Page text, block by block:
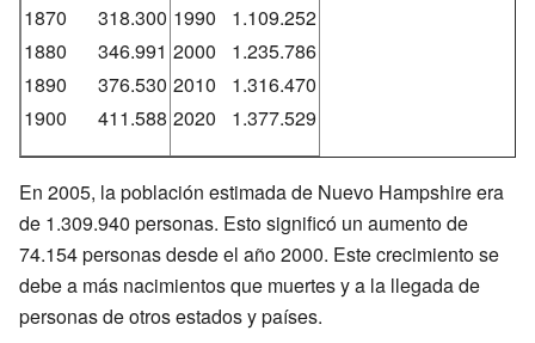
1870
318.300
1880
346.991
1890
376.530
1900
411.588
1990
1.109.252
2000
1.235.786
2010
1.316.470
2020
1.377.529
En 2005, la población estimada de Nuevo Hampshire era
de 1.309.940 personas. Esto significó un aumento de
74.154 personas desde el año 2000. Este crecimiento se
debe a más nacimientos que muertes y a la llegada de
personas de otros estados y países.